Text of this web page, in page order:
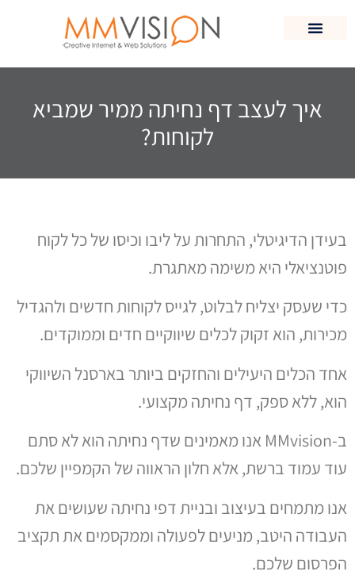
איך לעצב דף נחיתה ממיר שמביא
לקוחות?
בעידן הדיגיטלי, התחרות על ליבו וכיסו של כל לקוח
פוטנציאלי היא משימה מאתגרת.
כדי שעסק יצליח לבלוט, לגייס לקוחות חדשים ולהגדיל
מכירות, הוא זקוק לכלים שיווקיים חדים וממוקדים.
אחד הכלים היעילים והחזקים ביותר בארסנל השיווקי
הוא, ללא ספק, דף נחיתה מקצועי.
ב-MMvision אנו מאמינים שדף נחיתה הוא לא סתם
עוד עמוד ברשת, אלא חלון הראווה של הקמפיין שלכם.
אנו מתמחים בעיצוב ובניית דפי נחיתה שעושים את
העבודה היטב, מניעים לפעולה וממקסמים את תקציב
הפרסום שלכם.